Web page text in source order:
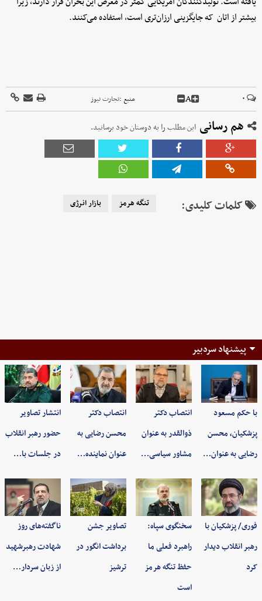
بیشتر از اتان که جایگزینی ارزان‌تری است، استفاده می‌کنند.
۰ A منبع :تجارت نیوز
هم رسانی این مطلب را به دوستان خود برسانید.
کلمات کلیدی: تنگه هرمز بازار انرژی
پیشنهاد سردبیر
با حکم مسعود
پزشکیان، محسن
رضایی به عنوان…
انتصاب دکتر
ذوالقدر به عنوان
مشاور سیاسی…
انتصاب دکتر
محسن رضایی به
عنوان نماینده…
انتشار تصاویر
حضور رهبر انقلاب
در جلسات با…
فوری/ پزشکیان با
رهبر انقلاب دیدار
کرد
سخنگوی سپاه:
راهبرد فعلی ما
حفظ تنگه هرمز
است
تصاویر جشن
برداشت انگور در
ترشیز
ناگفته‌های روز
شهادت رهبرشهید
از زبان سردار…